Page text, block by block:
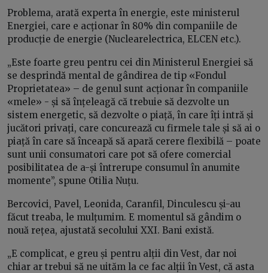
Problema, arată experta în energie, este ministerul
Energiei, care e acționar în 80% din companiile de
producție de energie (Nuclearelectrica, ELCEN etc.).
„Este foarte greu pentru cei din Ministerul Energiei să
se desprindă mental de gândirea de tip «Fondul
Proprietatea» – de genul sunt acționar în companiile
«mele» - și să înțeleagă că trebuie să dezvolte un
sistem energetic, să dezvolte o piață, în care îți intră și
jucători privați, care concurează cu firmele tale și să ai o
piață în care să înceapă să apară cerere flexibilă – poate
sunt unii consumatori care pot să ofere comercial
posibilitatea de a-și întrerupe consumul în anumite
momente”, spune Otilia Nuțu.
Bercovici, Pavel, Leonida, Caranfil, Dinculescu și-au
făcut treaba, le mulțumim. E momentul să gândim o
nouă rețea, ajustată secolului XXI. Bani există.
„E complicat, e greu și pentru alții din Vest, dar noi
chiar ar trebui să ne uităm la ce fac alții în Vest, că asta